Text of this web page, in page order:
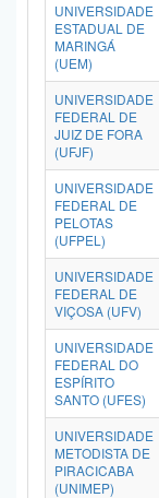
UNIVERSIDADE
ESTADUAL DE
MARINGÁ
(UEM)
UNIVERSIDADE
FEDERAL DE
JUIZ DE FORA
(UFJF)
UNIVERSIDADE
FEDERAL DE
PELOTAS
(UFPEL)
UNIVERSIDADE
FEDERAL DE
VIÇOSA (UFV)
UNIVERSIDADE
FEDERAL DO
ESPÍRITO
SANTO (UFES)
UNIVERSIDADE
METODISTA DE
PIRACICABA
(UNIMEP)